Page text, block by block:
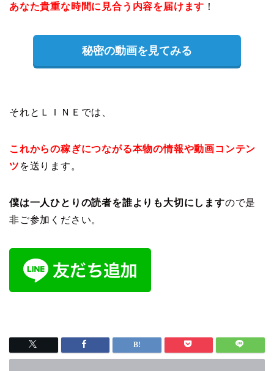
あなた貴重な時間に見合う内容を届けます ！
秘密の動画を見てみる
それとＬＩＮＥでは、
これからの稼ぎにつながる本物の情報や動画コンテン
ツ を送ります。
僕は一人ひとりの読者を誰よりも大切にしますので是
非ご参加ください。